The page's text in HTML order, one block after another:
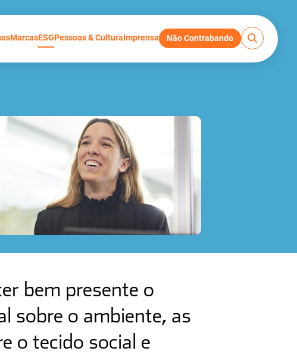
MarcasESGPessoas & CulturaImprensa Não Contrabando
bem presente o
sobre o ambiente, as
o tecido social e